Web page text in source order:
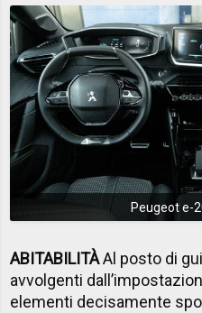
Peugeot e-
ABITABILITÀAl posto di
avvolgenti
elementi decisamente